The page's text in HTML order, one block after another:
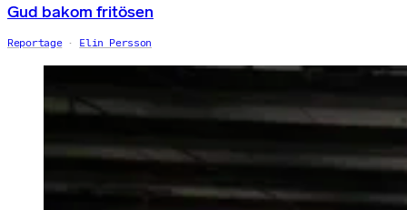
Gud bakom fritösen
Reportage Elin Persson